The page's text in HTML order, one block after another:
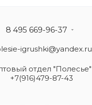
8 495 669-96-37
igrushki@yandex.ru
отдел "Полесье"
+7(916)479-87-43